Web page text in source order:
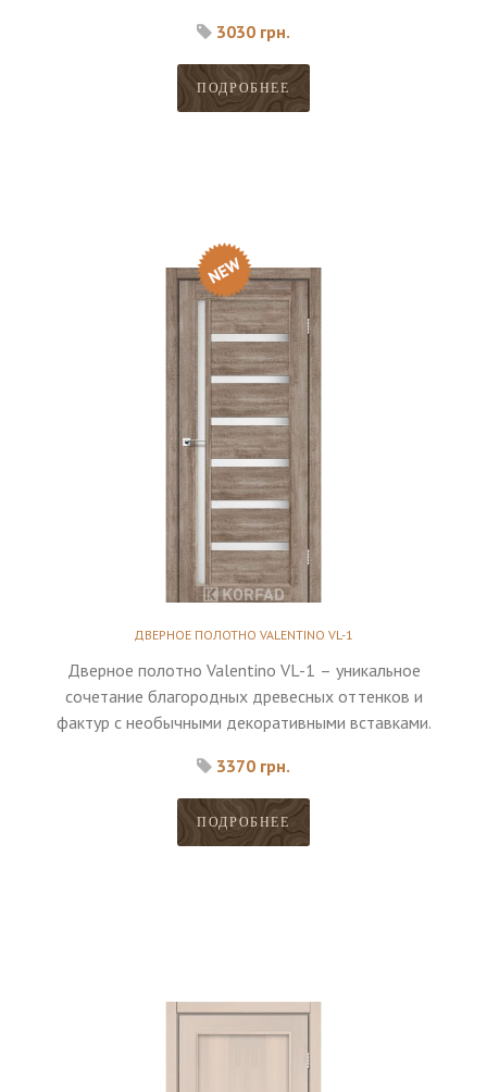
3030 грн.
ПОДРОБНЕЕ
ДВЕРНОЕ ПОЛОТНО VALENTINO VL-1
Дверное полотно Valentino VL-1 – уникальное
сочетание благородных древесных оттенков и
фактур с необычными декоративными вставками.
3370 грн.
ПОДРОБНЕЕ